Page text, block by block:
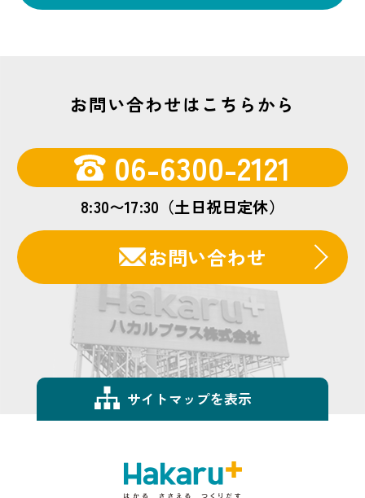
お問い合わせはこちらから
06-6300-2121
8:30〜17:30（土日祝日定休）
お問い合わせ
サイトマップを表示